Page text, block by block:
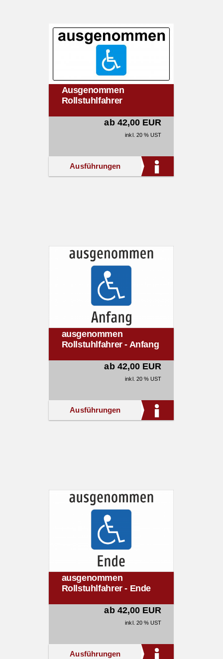
Ausgenommen
Rollstuhlfahrer
ab 42,00 EUR
inkl. 20 % UST
Ausführungen
ausgenommen
Rollstuhlfahrer - Anfang
ab 42,00 EUR
inkl. 20 % UST
Ausführungen
ausgenommen
Rollstuhlfahrer - Ende
ab 42,00 EUR
inkl. 20 % UST
Ausführungen